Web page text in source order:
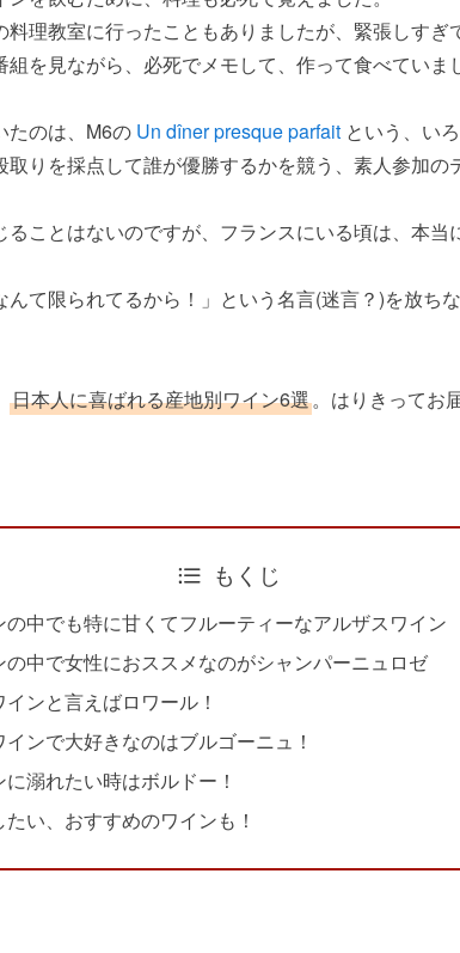
料理教室に行ったこともありましたが、緊張しす
を見ながら、必死でメモして、作って食べていま
たのは、M6の Un dîner presque parfait という、い
りを採点して誰が優勝するかを競う、素人参加の
ることはないのですが、フランスにいる頃は、本当
んて限られてるから！」という名言(迷言？)を放ち
日本人に喜ばれる産地別ワイン6選。はりきってお
もくじ
の中でも特に甘くてフルーティーなアルザスワイン
の中で女性におススメなのがシャンパーニュロゼ
ンと言えばロワール！
ンで大好きなのはブルゴーニュ！
溺れたい時はボルドー！
い、おすすめのワインも！